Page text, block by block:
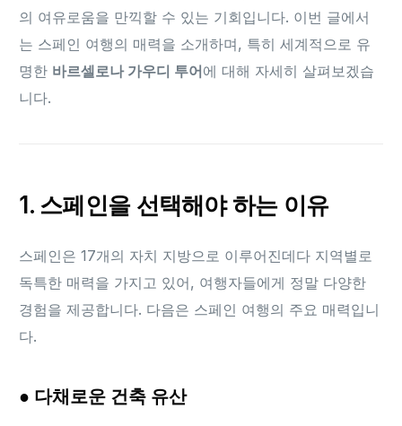
의 여유로움을 만끽할 수 있는 기회입니다. 이번 글에서
는 스페인 여행의 매력을 소개하며, 특히 세계적으로 유
명한 바르셀로나 가우디 투어에 대해 자세히 살펴보겠습
니다.
1. 스페인을 선택해야 하는 이유
스페인은 17개의 자치 지방으로 이루어진데다 지역별로
독특한 매력을 가지고 있어, 여행자들에게 정말 다양한
경험을 제공합니다. 다음은 스페인 여행의 주요 매력입니
다.
● 다채로운 건축 유산